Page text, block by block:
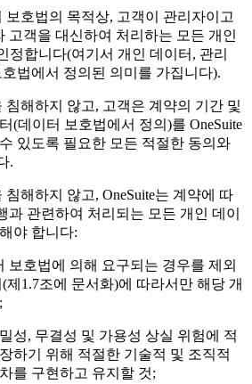
보호법의 목적상, 고객이 관리자이고
고객을 대신하여 처리하는 모든 개인
정합니다(여기서 개인 데이터, 관리
법에서 정의된 의미를 가집니다).
침해하지 않고, 고객은 계약의 기간 및
(데이터 보호법에서 정의)를 OneSuite
있도록 필요한 모든 적절한 동의와
.
침해하지 않고, OneSuite는 계약에 따
과 관련하여 처리되는 모든 개인 데이
야 합니다:
보호법에 의해 요구되는 경우를 제외
제1.7조에 문서화)에 따라서만 해당 개
성, 무결성 및 가용성 상실 위험에 적
하기 위해 적절한 기술적 및 조직적
를 구현하고 유지할 것;